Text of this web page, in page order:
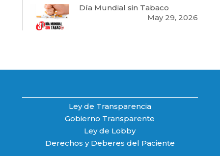
Día Mundial sin Tabaco
May 29, 2026
Ley de Transparencia
Gobierno Transparente
Ley de Lobby
Derechos y Deberes del Paciente